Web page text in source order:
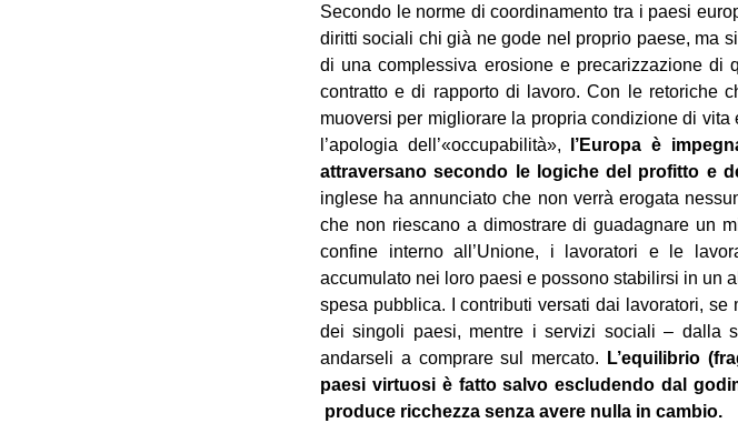
Secondo le norme di coordinamento tra i paesi
diritti sociali chi già ne gode nel proprio paese, ma
di una complessiva erosione e precarizzazione
contratto e di rapporto di lavoro. Con le retoriche
muoversi per migliorare la propria condizione di
l’apologia dell’«occupabilità», l’Europa è
attraversano secondo le logiche del profitto e
inglese ha annunciato che non verrà erogata
che non riescano a dimostrare di guadagnare un
confine interno all’Unione, i lavoratori e le
accumulato nei loro paesi e possono stabilirsi in un
spesa pubblica. I contributi versati dai lavoratori,
dei singoli paesi, mentre i servizi sociali – dalla
andarseli a comprare sul mercato.
L’equilibrio
paesi virtuosi è fatto salvo escludendo dal
produce ricchezza senza avere nulla in cambio.